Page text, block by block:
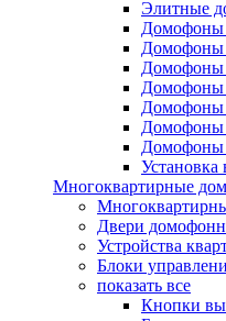
Элитные
Домофоны
Домофоны
Установка
Многоквартирные
Двери
Устройства
Блоки
показать все
Кнопки